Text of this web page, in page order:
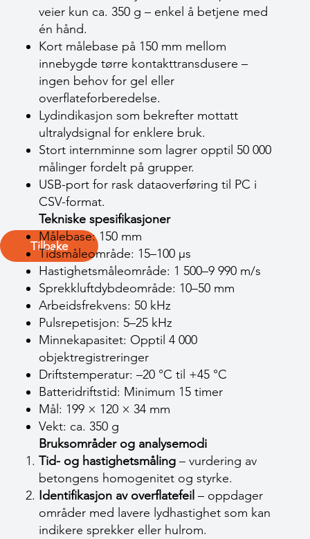
Tilbake
veier kun ca. 350 g – enkel å betjene med
én hånd.
Kort målebase på 150 mm mellom
innebygde tørre kontakttransdusere –
ingen behov for gel eller
overflateforberedelse.
Lydindikasjon som bekrefter mottatt
ultralydsignal for enklere bruk.
Stort internminne som lagrer opptil 50 000
målinger fordelt på grupper.
USB-port for rask dataoverføring til PC i
CSV-format.
Tekniske spesifikasjoner
Målebase: 150 mm
Tidsmåleområde: 15–100 µs
Hastighetsmåleområde: 1 500–9 990 m/s
Sprekkluftdybdeområde: 10–50 mm
Arbeidsfrekvens: 50 kHz
Pulsrepetisjon: 5–25 kHz
Minnekapasitet: Opptil 4 000
objektregistreringer
Driftstemperatur: –20 °C til +45 °C
Batteridriftstid: Minimum 15 timer
Mål: 199 × 120 × 34 mm
Vekt: ca. 350 g
Bruksområder og analysemodi
Tid- og hastighetsmåling – vurdering av
betongens homogenitet og styrke.
Identifikasjon av overflatefeil – oppdager
områder med lavere lydhastighet som kan
indikere sprekker eller hulrom.